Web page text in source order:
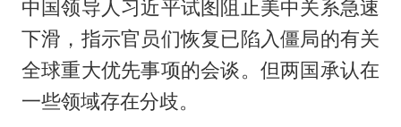
中国领导人习近平试图阻止美中关系急速
下滑，指示官员们恢复已陷入僵局的有关
全球重大优先事项的会谈。但两国承认在
一些领域存在分歧。